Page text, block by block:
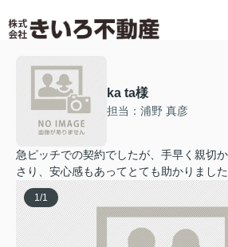
ka ta様
担当：浦野 真彦
急ピッチでの契約でしたが、手早く親切
さり、安心感もあってとても助かりました
1/1